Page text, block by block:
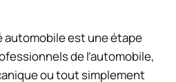
automobile est une étape
de l’automobile,
ou tout simplement